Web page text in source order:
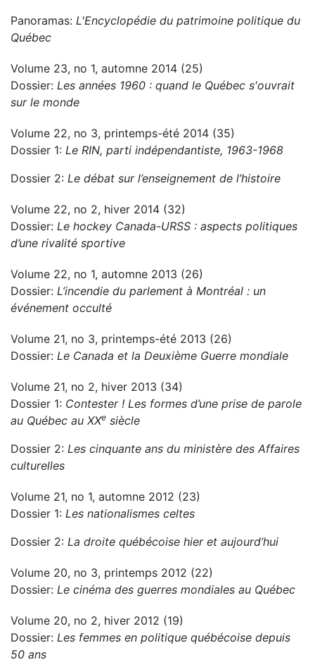
Panoramas: L'Encyclopédie du patrimoine politique du
Québec
Volume 23, no 1, automne 2014 (25)
Dossier: Les années 1960 : quand le Québec s'ouvrait
sur le monde
Volume 22, no 3, printemps-été 2014 (35)
Dossier 1: Le RIN, parti indépendantiste, 1963-1968
Dossier 2: Le débat sur l’enseignement de l’histoire
Volume 22, no 2, hiver 2014 (32)
Dossier: Le hockey Canada-URSS : aspects politiques
d’une rivalité sportive
Volume 22, no 1, automne 2013 (26)
Dossier: L’incendie du parlement à Montréal : un
événement occulté
Volume 21, no 3, printemps-été 2013 (26)
Dossier: Le Canada et la Deuxième Guerre mondiale
Volume 21, no 2, hiver 2013 (34)
Dossier 1: Contester ! Les formes d’une prise de parole
au Québec au XXe siècle
Dossier 2: Les cinquante ans du ministère des Affaires
culturelles
Volume 21, no 1, automne 2012 (23)
Dossier 1: Les nationalismes celtes
Dossier 2: La droite québécoise hier et aujourd’hui
Volume 20, no 3, printemps 2012 (22)
Dossier: Le cinéma des guerres mondiales au Québec
Volume 20, no 2, hiver 2012 (19)
Dossier: Les femmes en politique québécoise depuis
50 ans